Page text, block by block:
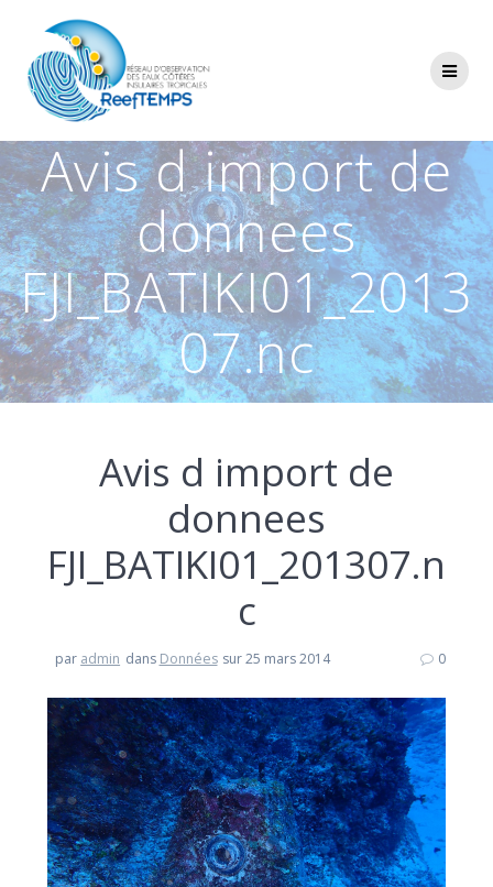
Avis d import de
donnees
FJI_BATIKI01_2013
07.nc
Avis d import de
donnees
FJI_BATIKI01_201307.n
c
par admin dans Données sur 25 mars 2014 0